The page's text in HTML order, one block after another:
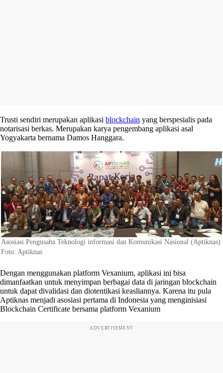
Trusti sendiri merupakan aplikasi blockchain yang berspesialis pada
notarisasi berkas. Merupakan karya pengembang aplikasi asal
Yogyakarta bernama Damos Hanggara.
Asosiasi Pengusaha Teknologi informasi dan Komunikasi Nasional (Aptiknas)
Foto: Aptiknas
Dengan menggunakan platform Vexanium, aplikasi ini bisa
dimanfaatkan untuk menyimpan berbagai data di jaringan blockchain
untuk dapat divalidasi dan diotentikasi keasliannya. Karena itu pula
Aptiknas menjadi asosiasi pertama di Indonesia yang menginisiasi
Blockchain Certificate bersama platform Vexanium
ADVERTISEMENT